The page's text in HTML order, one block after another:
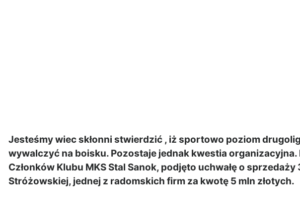
Jesteśmy wiec skłonni stwierdzić , iż sportowo poziom
wywalczyć na boisku. Pozostaje jednak kwestia organizacyjna.
Członków Klubu MKS Stal Sanok, podjęto uchwałę o
Stróżowskiej, jednej z radomskich firm za kwotę 5 mln złotych.